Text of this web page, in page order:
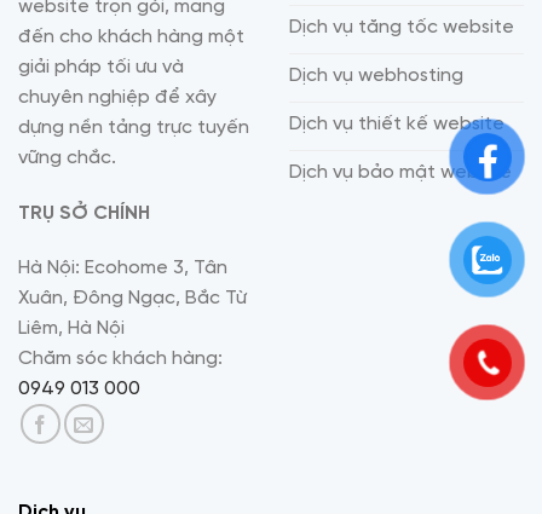
website trọn gói, mang
đến cho khách hàng một
giải pháp tối ưu và
chuyên nghiệp để xây
dựng nền tảng trực tuyến
vững chắc.
TRỤ SỞ CHÍNH
Hà Nội: Ecohome 3, Tân
Xuân, Đông Ngạc, Bắc Từ
Liêm, Hà Nội
Chăm sóc khách hàng:
0949 013 000
Dịch vụ tăng tốc website
Dịch vụ webhosting
Dịch vụ thiết kế website
Dịch vụ bảo mật website